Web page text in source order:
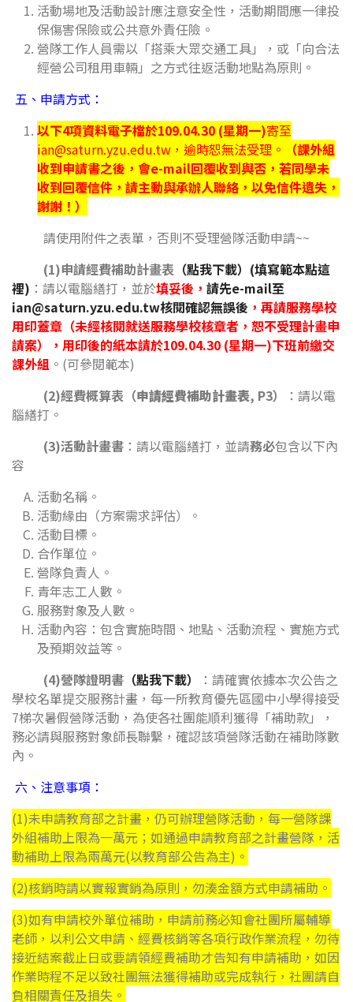
活動場地及活動設計應注意安全性，活動期間應一律投
保傷害保險或公共意外責任險。
營隊工作人員需以「搭乘大眾交通工具」，或「向合法
經營公司租用車輛」之方式往返活動地點為原則。
五、 申請方式：
以下4項資料電子檔於109.04.30 (星期一)寄至
ian@saturn.yzu.edu.tw ，逾時恕無法受理。
（課外組
收到申請書之後，會e-mail回覆收到與否，若同學未
收到回覆信件，請主動與承辦人聯絡，以免信件遺失，
謝謝！）
請使用附件之表單，否則不受理營隊活動申請~~
(1)申請經費補助計畫表 （點我下載） (填寫範本點這
裡) ：請以電腦繕打，並於填妥後， 請先e-mail至
ian@saturn.yzu.edu.tw核閱確認無誤後 ，再請服務學校
用印蓋章（未經核閱就送服務學校核章者，恕不受理計畫申
請案），用印後的紙本請於109.04.30 (星期一)下班前繳交
課外組 。(可參閱範本)
(2)經費概算表（申請經費補助計畫表, P3）
：請以電
腦繕打。
(3)活動計畫書 ：請以電腦繕打，並請務必包含以下內
容
活動名稱。
活動緣由（方案需求評估）。
活動目標。
合作單位。
營隊負責人。
青年志工人數。
服務對象及人數。
活動內容：包含實施時間、地點、活動流程、實施方式
及預期效益等。
(4)營隊證明書 （點我下載）
：請確實依據本次公告之
學校名單提交服務計畫，每一所教育優先區國中小學得接受
7梯次暑假營隊活動，為使各社團能順利獲得「補助款」，
務必請與服務對象師長聯繫，確認該項營隊活動在補助隊數
內。
六、 注意事項：
(1)未申請教育部之計畫，仍可辦理營隊活動，每一營隊課
外組補助上限為一萬元；如通過申請教育部之計畫營隊，活
動補助上限為兩萬元(以教育部公告為主)。
(2)核銷時請以實報實銷為原則，勿湊金額方式申請補助。
(3)如有申請校外單位補助，申請前務必知會社團所屬輔導
老師，以利公文申請、經費核銷等各項行政作業流程，勿待
接近結案截止日或要請領經費補助才告知有申請補助，如因
作業時程不足以致社團無法獲得補助或完成執行，社團請自
負相關責任及損失。